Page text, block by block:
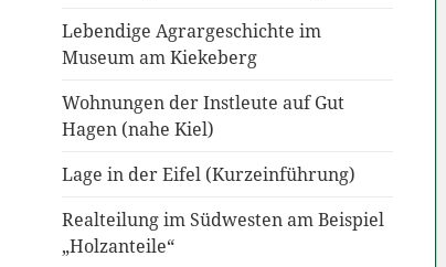
Lebendige Agrargeschichte im
Museum am Kiekeberg
Wohnungen der Instleute auf Gut
Hagen (nahe Kiel)
Lage in der Eifel (Kurzeinführung)
Realteilung im Südwesten am Beispiel
„Holzanteile“